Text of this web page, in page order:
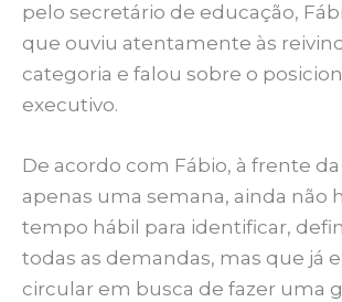
pelo secretário de educação,
que ouviu atentamente às
categoria e falou sobre o
executivo.
De acordo com Fábio, à frente
apenas uma semana, ainda não
tempo hábil para identificar,
todas as demandas, mas que já
circular em busca de fazer uma